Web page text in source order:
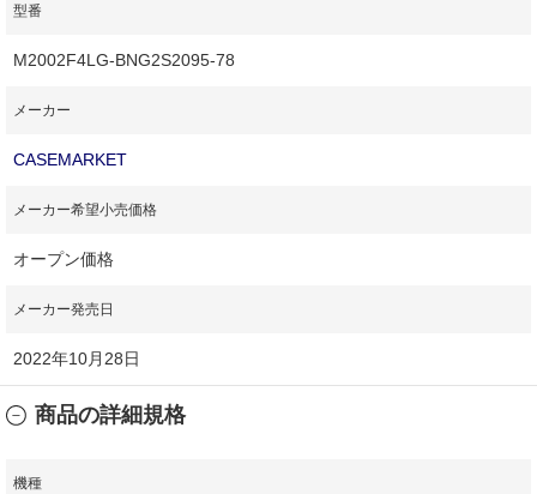
型番
M2002F4LG-BNG2S2095-78
メーカー
CASEMARKET
メーカー希望小売価格
オープン価格
メーカー発売日
2022年10月28日
商品の詳細規格
機種